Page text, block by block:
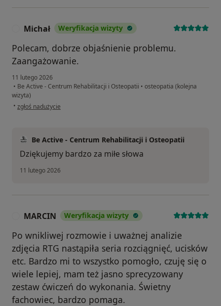
Michał Weryfikacja wizyty
Polecam, dobrze objaśnienie problemu.
Zaangażowanie.
11 lutego 2026
• Be Active - Centrum Rehabilitacji i Osteopatii • osteopatia (kolejna
wizyta)
• w opinii użytkownika Michał
zgłoś nadużycie
Be Active - Centrum Rehabilitacji i Osteopatii
Dziękujemy bardzo za miłe słowa
11 lutego 2026
MARCIN Weryfikacja wizyty
Po wnikliwej rozmowie i uważnej analizie
zdjęcia RTG nastąpiła seria rozciągnięć, ucisków
etc. Bardzo mi to wszystko pomogło, czuję się o
wiele lepiej, mam też jasno sprecyzowany
zestaw ćwiczeń do wykonania. Świetny
fachowiec, bardzo pomaga.